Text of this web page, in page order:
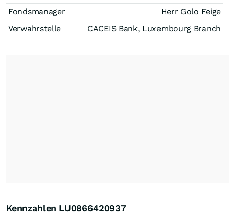
Fondsmanager
Herr Golo Feige
Verwahrstelle
CACEIS Bank, Luxembourg Branch
Kennzahlen LU0866420937